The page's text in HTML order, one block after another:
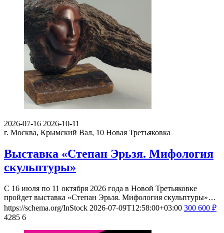
2026-07-16 2026-10-11
г. Москва, Крымский Вал, 10 Новая Третьяковка
Выставка «Степан Эрьзя. Мифология
скульптуры»
С 16 июля по 11 октября 2026 года в Новой Третьяковке
пройдет выставка «Степан Эрьзя. Мифология скульптуры»…
https://schema.org/InStock 2026-07-09T12:58:00+03:00 300 600 ₽
4285 6